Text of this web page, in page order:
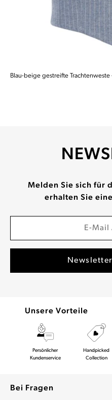
Blau-beige gestreifte Trachtenweste
Melden Sie sich für
erhalten Sie
Unsere Vorteile
Persönlicher
Kundenservice
Handpicked
Collection
Bei Fragen